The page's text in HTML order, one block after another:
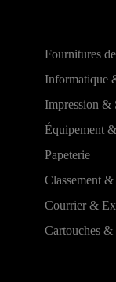
Fournitures
Informatique
Impression &
Équipement
Papeterie
Classement
Courrier &
Cartouches &